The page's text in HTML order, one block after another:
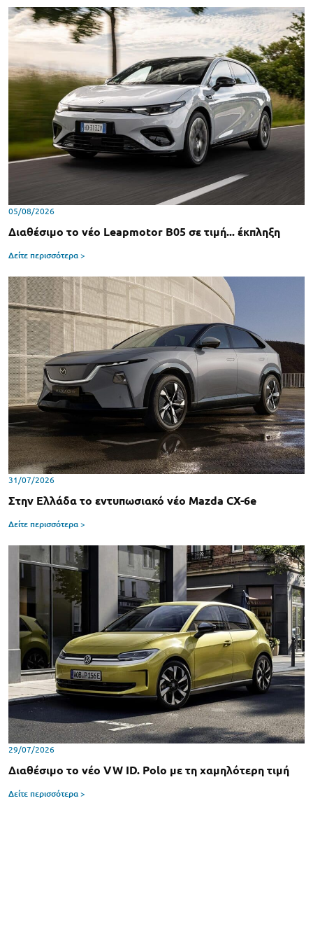
05/08/2026
Διαθέσιμο το νέο Leapmotor B05 σε τιμή... έκπληξη
Δείτε περισσότερα >
31/07/2026
Στην Ελλάδα το εντυπωσιακό νέο Mazda CX-6e
Δείτε περισσότερα >
29/07/2026
Διαθέσιμο το νέο VW ID. Polo με τη χαμηλότερη τιμή
Δείτε περισσότερα >